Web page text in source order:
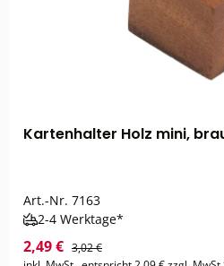
Kartenhalter Holz mini,
Art.-Nr. 7163
2-4 Werktage*
2,49 € 3,02 €